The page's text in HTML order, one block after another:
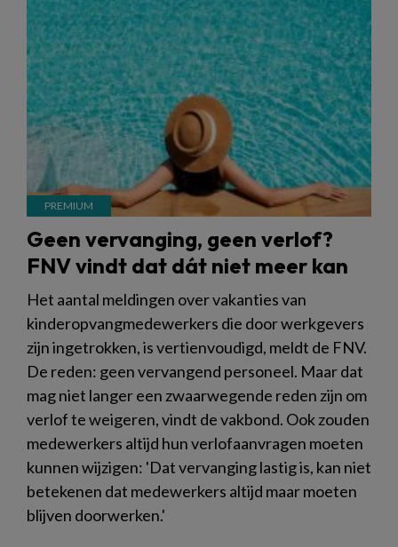
Geen vervanging, geen verlof?
FNV vindt dat dát niet meer kan
Het aantal meldingen over vakanties van
kinderopvangmedewerkers die door werkgevers
zijn ingetrokken, is vertienvoudigd, meldt de FNV.
De reden: geen vervangend personeel. Maar dat
mag niet langer een zwaarwegende reden zijn om
verlof te weigeren, vindt de vakbond. Ook zouden
medewerkers altijd hun verlofaanvragen moeten
kunnen wijzigen: 'Dat vervanging lastig is, kan niet
betekenen dat medewerkers altijd maar moeten
blijven doorwerken.'